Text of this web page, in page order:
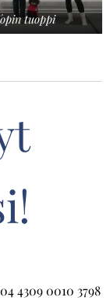
tuoppi
4309 0010 3798